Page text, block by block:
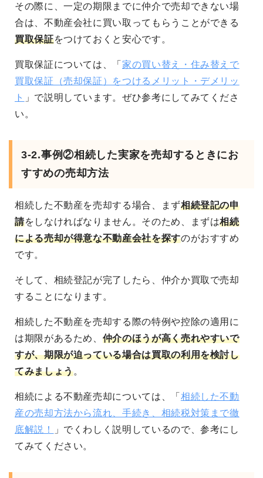
その際に、一定の期限までに仲介で売却できない場
合は、不動産会社に買い取ってもらうことができる
買取保証をつけておくと安心です。
買取保証については、「 家の買い替え・住み替えで
買取保証（売却保証）をつけるメリット・デメリッ
ト 」で説明しています。ぜひ参考にしてみてくださ
い。
3-2.事例②相続した実家を売却するときにお
すすめの売却方法
相続した不動産を売却する場合、まず相続登記の申
請をしなければなりません。そのため、まずは相続
による売却が得意な不動産会社を探すのがおすすめ
です。
そして、相続登記が完了したら、仲介か買取で売却
することになります。
相続した不動産を売却する際の特例や控除の適用に
は期限があるため、 仲介のほうが高く売れやすいで
すが、期限が迫っている場合は買取の利用を検討し
てみましょう。
相続による不動産売却については、「 相続した不動
産の売却方法から流れ、手続き、相続税対策まで徹
底解説！
」でくわしく説明しているので、参考にし
てみてください。